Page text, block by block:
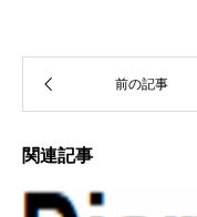
関連記事